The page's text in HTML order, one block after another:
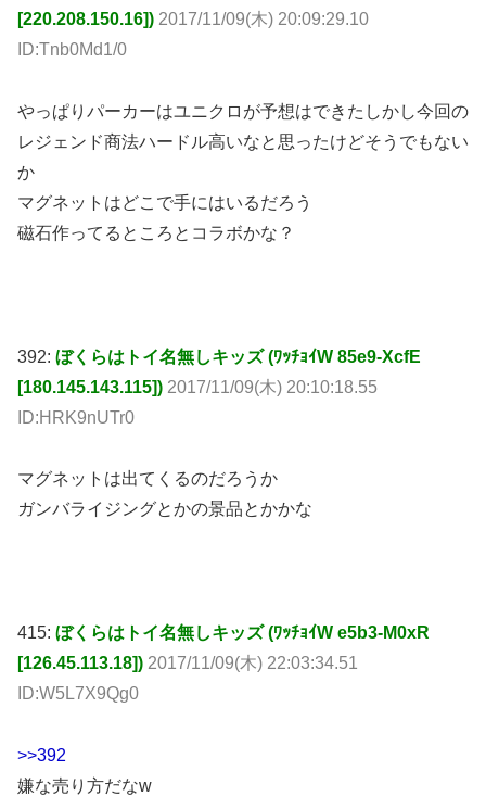
[220.208.150.16]) 2017/11/09(木) 20:09:29.10
ID:Tnb0Md1/0
やっぱりパーカーはユニクロが予想はできたしかし今回の
レジェンド商法ハードル高いなと思ったけどそうでもない
か
マグネットはどこで手にはいるだろう
磁石作ってるところとコラボかな？
392: ぼくらはトイ名無しキッズ (ﾜｯﾁｮｲW 85e9-XcfE
[180.145.143.115]) 2017/11/09(木) 20:10:18.55
ID:HRK9nUTr0
マグネットは出てくるのだろうか
ガンバライジングとかの景品とかかな
415: ぼくらはトイ名無しキッズ (ﾜｯﾁｮｲW e5b3-M0xR
[126.45.113.18]) 2017/11/09(木) 22:03:34.51
ID:W5L7X9Qg0
>>392
嫌な売り方だなw